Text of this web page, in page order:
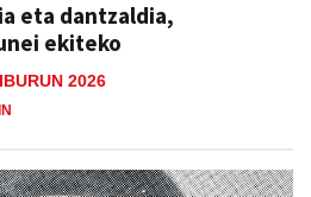
eta dantzaldia,
ekiteko
2026